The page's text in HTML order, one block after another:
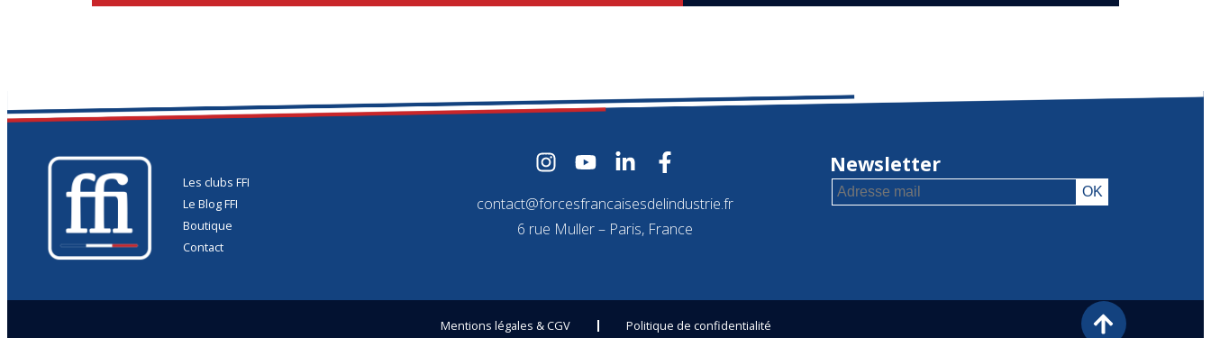
Les clubs FFI
Le Blog FFI
Boutique
Contact
contact@forcesfrancaisesdelindustrie.fr
6 rue Muller – Paris, France
Newsletter
Mentions légales & CGV Politique de confidentialité